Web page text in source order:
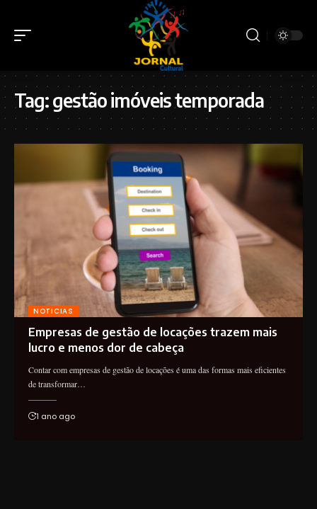
Tag:gestão imóveis temporada
NOTICIAS
Empresas de gestão de locações trazem mais
lucro e menos dor de cabeça
Contar com empresas de gestão de locações é uma das formas mais eficientes
de transformar…
1 ano ago